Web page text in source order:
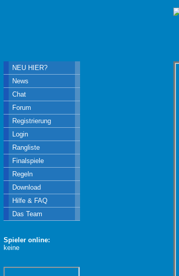
NEU HIER?
News
Chat
Forum
Registrierung
Login
Rangliste
Finalspiele
Regeln
Download
Hilfe & FAQ
Das Team
Spieler online:
keine